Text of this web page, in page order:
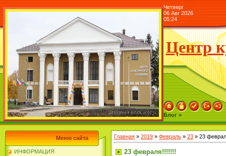
Четверг
06 Авг 2026
05:24
Центр
Блог »
Меню сайта
ИНФОРМАЦИЯ
Главная » 2019 » Февраль » 23 » 23
23 февраля!!!!!!!